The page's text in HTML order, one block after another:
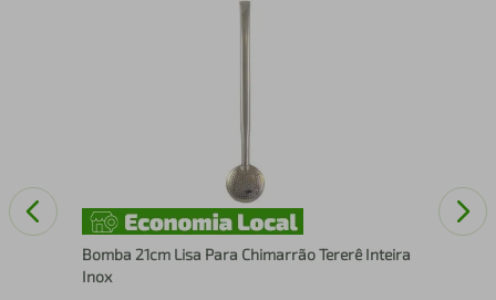
Bomba 21cm Lisa Para Chimarrão Tererê Inteira
Inox